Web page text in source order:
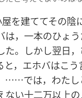
を建ててその陰
，一本のひょ
。しかし翌日
，エホバはこ
では，わたし
い十二万以上